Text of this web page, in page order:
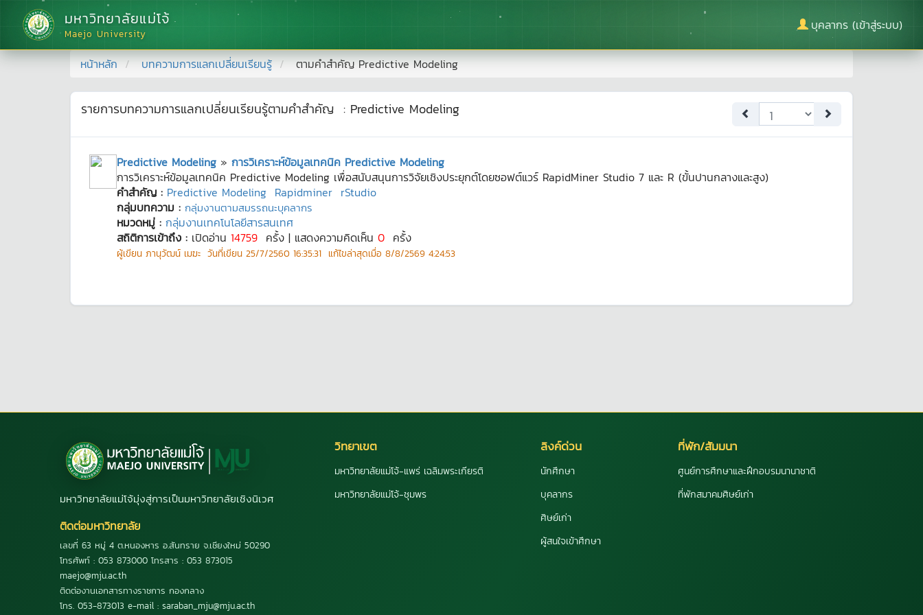
มหาวิทยาลัยแม่โจ้
Maejo University
บุคลากร (เข้าสู่ระบบ)
หน้าหลัก บทความการแลกเปลี่ยนเรียนรู้ ตามคำสำคัญ Predictive Modeling
รายการบทความการแลกเปลี่ยนเรียนรู้ตามคำสำคัญ : Predictive Modeling
Predictive Modeling » การวิเคราะห์ข้อมูลเทคนิค Predictive Modeling
การวิเคราะห์ข้อมูลเทคนิค Predictive Modeling เพื่อสนับสนุนการวิจัยเชิงประยุกต์โดยซอฟต์แวร์ RapidMiner Studio 7 และ R (ขั้นปานกลางและสูง)
คำสำคัญ : Predictive Modeling Rapidminer rStudio
กลุ่มบทความ : กลุ่มงานตามสมรรถนะบุคลากร
หมวดหมู่ : กลุ่มงานเทคโนโลยีสารสนเทศ
สถิติการเข้าถึง : เปิดอ่าน 14759 ครั้ง | แสดงความคิดเห็น 0 ครั้ง
ผู้เขียน ภานุวัฒน์ เมฆะ วันที่เขียน 25/7/2560 16:35:31 แก้ไขล่าสุดเมื่อ 8/8/2569 4:24:53
มหาวิทยาลัยแม่โจ้มุ่งสู่การเป็นมหาวิทยาลัยเชิงนิเวศ
ติดต่อมหาวิทยาลัย
เลขที่ 63 หมู่ 4 ต.หนองหาร อ.สันทราย จ.เชียงใหม่ 50290
โทรศัพท์ : 053 873000 โทรสาร : 053 873015
maejo@mju.ac.th
ติดต่องานเอกสารทางราชการ กองกลาง
โทร. 053-873013 e-mail : saraban_mju@mju.ac.th
วิทยาเขต
มหาวิทยาลัยแม่โจ้-แพร่ เฉลิมพระเกียรติ
มหาวิทยาลัยแม่โจ้-ชุมพร
ลิงค์ด่วน
นักศึกษา
บุคลากร
ศิษย์เก่า
ผู้สนใจเข้าศึกษา
ที่พัก/สัมมนา
ศูนย์การศึกษาและฝึกอบรมนานาชาติ
ที่พักสมาคมศิษย์เก่า